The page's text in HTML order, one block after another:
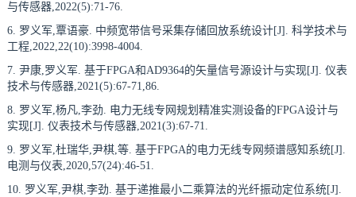
与传感器,2022(5):71-76.
6. 罗义军,覃语豪. 中频宽带信号采集存储回放系统设计[J]. 科学技术与
工程,2022,22(10):3998-4004.
7. 尹康,罗义军. 基于FPGA和AD9364的矢量信号源设计与实现[J]. 仪表
技术与传感器,2021(5):67-71,86.
8. 罗义军,杨凡,李劲. 电力无线专网规划精准实测设备的FPGA设计与
实现[J]. 仪表技术与传感器,2021(3):67-71.
9. 罗义军,杜瑞华,尹棋,等. 基于FPGA的电力无线专网频谱感知系统[J].
电测与仪表,2020,57(24):46-51.
10. 罗义军,尹棋,李劲. 基于递推最小二乘算法的光纤振动定位系统[J].